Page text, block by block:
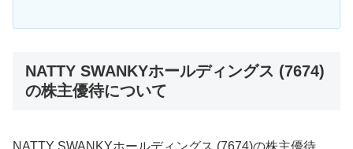
NATTY SWANKYホールディングス (7674)
の株主優待について